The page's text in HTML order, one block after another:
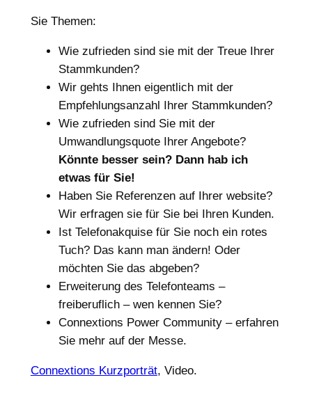
Sie Themen:
Wie zufrieden sind sie mit der Treue Ihrer
Stammkunden?
Wir gehts Ihnen eigentlich mit der
Empfehlungsanzahl Ihrer Stammkunden?
Wie zufrieden sind Sie mit der
Umwandlungsquote Ihrer Angebote?
Könnte besser sein? Dann hab ich
etwas für Sie!
Haben Sie Referenzen auf Ihrer website?
Wir erfragen sie für Sie bei Ihren Kunden.
Ist Telefonakquise für Sie noch ein rotes
Tuch? Das kann man ändern! Oder
möchten Sie das abgeben?
Erweiterung des Telefonteams –
freiberuflich – wen kennen Sie?
Connextions Power Community – erfahren
Sie mehr auf der Messe.
Connextions Kurzporträt, Video.